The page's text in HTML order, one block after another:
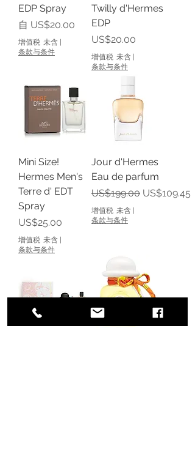
EDP Spray
自 US$20.00
促銷價格
增值税 未含 |
条款与条件
Twilly d'Hermes
EDP
價格
US$20.00
增值税 未含 |
条款与条件
Mini Size!
Hermes Men's
Terre d' EDT
Spray
價格
US$25.00
增值税 未含 |
条款与条件
Jour d'Hermes
Eau de parfum
一般價格
US$199.00 促銷價格
US$109.45
增值税 未含 |
条款与条件